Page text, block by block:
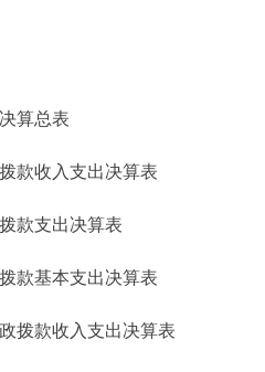
算总表
收入支出决算表
款支出决算表
基本支出决算表
款收入支出决算表